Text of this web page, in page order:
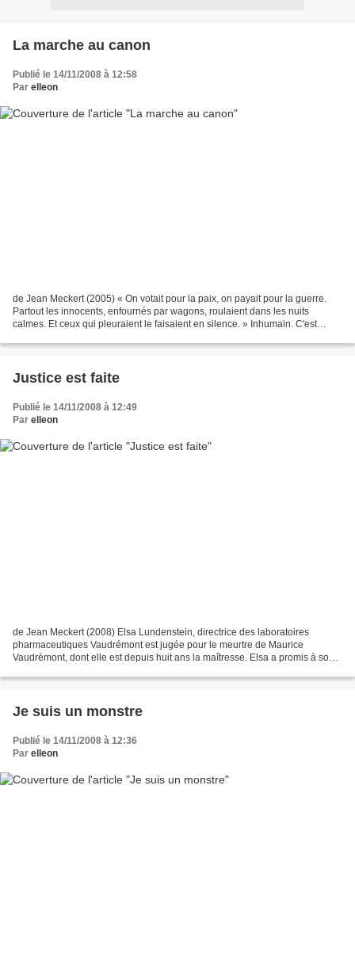
La marche au canon
Publié le 14/11/2008 à 12:58
Par elleon
de Jean Meckert (2005) « On votait pour la paix, on payait pour la guerre.
Partout les innocents, enfournés par wagons, roulaient dans les nuits
calmes. Et ceux qui pleuraient le faisaient en silence. » Inhumain. C'est
Justice est faite
Publié le 14/11/2008 à 12:49
Par elleon
de Jean Meckert (2008) Elsa Lundenstein, directrice des laboratoires
pharmaceutiques Vaudrémont est jugée pour le meurtre de Maurice
Vaudrémont, dont elle est depuis huit ans la maîtresse. Elsa a promis à son
Je suis un monstre
Publié le 14/11/2008 à 12:36
Par elleon